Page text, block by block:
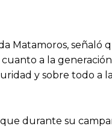
Matamoros, señaló
a la
y sobre todo
durante su